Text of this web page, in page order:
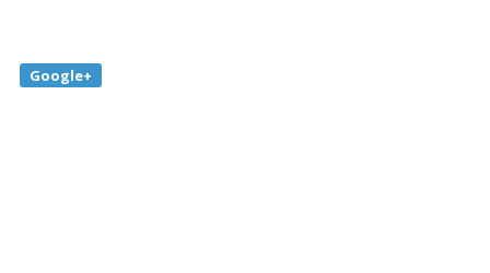
Google+